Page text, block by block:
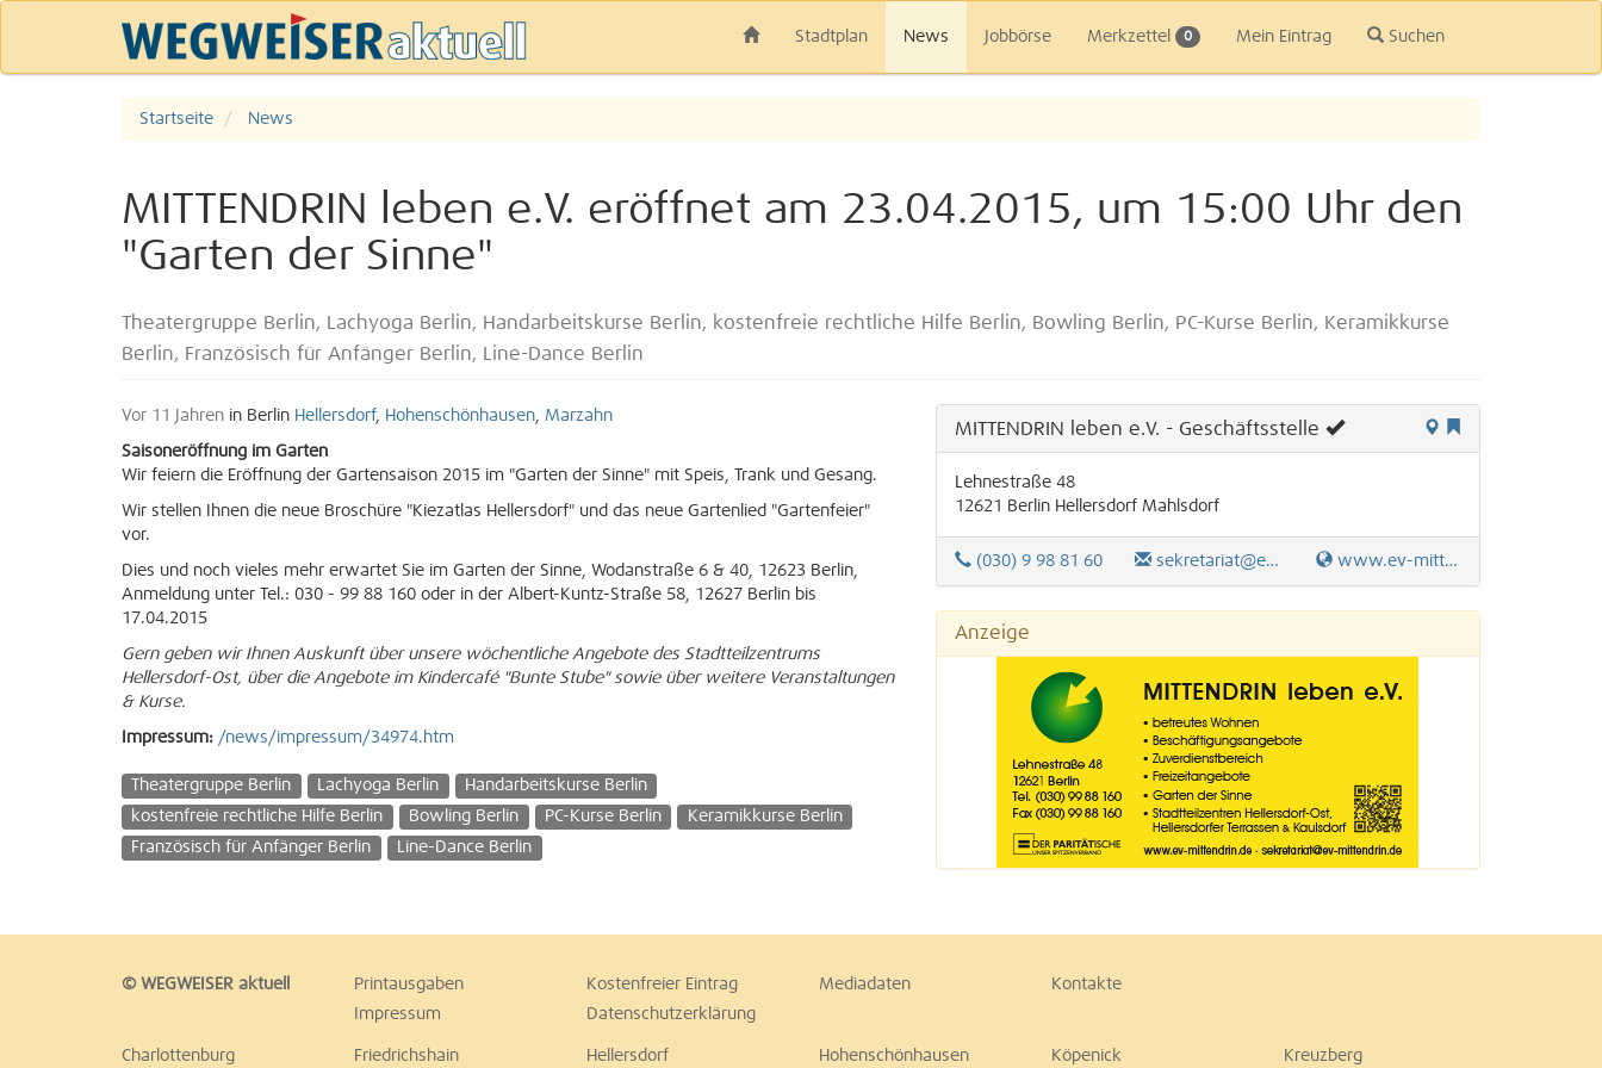
Stadtplan News Jobbörse Merkzettel 0 Mein Eintrag Suchen
Startseite News
MITTENDRIN leben e.V. eröffnet am 23.04.2015, um 15:00 Uhr den
"Garten der Sinne"
Theatergruppe Berlin, Lachyoga Berlin, Handarbeitskurse Berlin, kostenfreie rechtliche Hilfe Berlin, Bowling Berlin, PC-Kurse Berlin, Keramikkurse
Berlin, Französisch für Anfänger Berlin, Line-Dance Berlin
Vor 11 Jahren in Berlin Hellersdorf, Hohenschönhausen, Marzahn
Saisoneröffnung im Garten
Wir feiern die Eröffnung der Gartensaison 2015 im "Garten der Sinne" mit Speis, Trank und Gesang.
Wir stellen Ihnen die neue Broschüre "Kiezatlas Hellersdorf" und das neue Gartenlied "Gartenfeier"
vor.
Dies und noch vieles mehr erwartet Sie im Garten der Sinne, Wodanstraße 6 & 40, 12623 Berlin,
Anmeldung unter Tel.: 030 - 99 88 160 oder in der Albert-Kuntz-Straße 58, 12627 Berlin bis
17.04.2015
Gern geben wir Ihnen Auskunft über unsere wöchentliche Angebote des Stadtteilzentrums
Hellersdorf-Ost, über die Angebote im Kindercafé "Bunte Stube" sowie über weitere Veranstaltungen
& Kurse.
Impressum: /news/impressum/34974.htm
Theatergruppe Berlin Lachyoga Berlin
Handarbeitskurse Berlin
kostenfreie rechtliche Hilfe Berlin
Bowling Berlin PC-Kurse Berlin
Keramikkurse Berlin
Französisch für Anfänger Berlin
Line-Dance Berlin
MITTENDRIN leben e.V. - Geschäftsstelle
Lehnestraße 48
12621 Berlin HellersdorfMahlsdorf
(030) 9 98 81 60 sekretariat@ev-mittendrin.de www.ev-mittendrin.de
Anzeige
© WEGWEISER aktuell Printausgaben Kostenfreier Eintrag Mediadaten
Kontakte
Impressum
Datenschutzerklärung
Charlottenburg Friedrichshain Hellersdorf Hohenschönhausen Köpenick Kreuzberg